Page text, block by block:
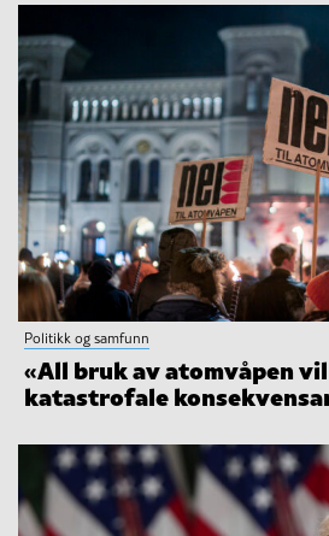
Politikk og samfunn
«All bruk av atomvåpen
katastrofale